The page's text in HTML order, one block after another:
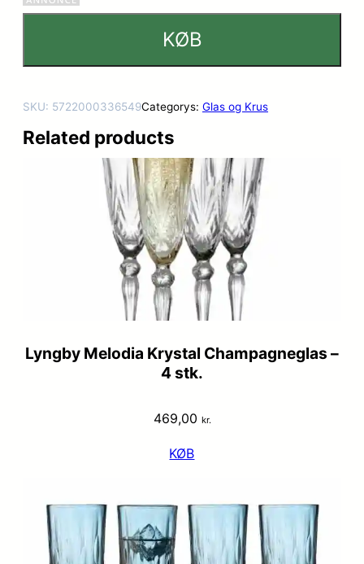
KØB
SKU: 5722000336549Categorys: Glas og Krus
Related products
Lyngby Melodia Krystal Champagneglas –
4 stk.
469,00 kr.
KØB